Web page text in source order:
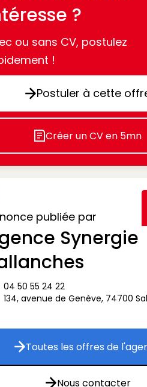
?
ou sans CV, postulez
!
Postuler à
Postuler à cette
Icon
Créer un CV en 5mn
publiée par
Synergie
téléphone
04 50 55 24 22
adresse
134, avenue de Genève, 74700
Toutes les
Toutes les offres de
Nous contacter